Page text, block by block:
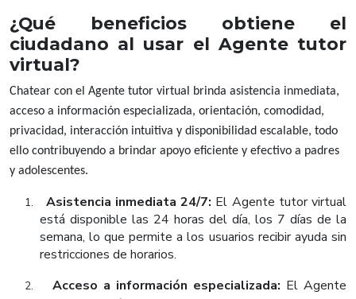
¿Qué beneficios obtiene el
ciudadano al usar el Agente tutor
virtual?
Chatear con el Agente tutor virtual brinda asistencia inmediata,
acceso a información especializada, orientación, comodidad,
privacidad, interacción intuitiva y disponibilidad escalable, todo
ello contribuyendo a brindar apoyo eficiente y efectivo a padres
y adolescentes.
1. Asistencia inmediata 24/7: El Agente tutor virtual
está disponible las 24 horas del día, los 7 días de la
semana, lo que permite a los usuarios recibir ayuda sin
restricciones de horarios.
2. Acceso a información especializada: El Agente